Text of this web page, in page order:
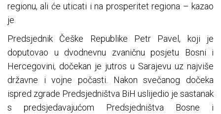
regionu, ali će uticati i na prosperitet regiona – kazao
je.
Predsjednik Češke Republike Petr Pavel, koji je
doputovao u dvodnevnu zvaničnu posjetu Bosni i
Hercegovini, dočekan je jutros u Sarajevu uz najviše
državne i vojne počasti. Nakon svečanog dočeka
ispred zgrade Predsjedništva BiH uslijedio je sastanak
s predsjedavajućom Predsjedništva Bosne i